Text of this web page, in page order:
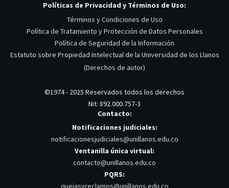
Políticas de Privacidad y Términos de Uso:
Términos y Condiciones de Uso
Política de Tratamiento y Protección de Datos Personales
Política de Seguridad de la Información
Estatuto sobre Propiedad Intelectual de la Universidad de los Llanos
(Derechos de autor)
©1974 - 2025 Reservados todos los derechos
Nit: 892.000.757-3
Contacto:
Notificaciones judiciales:
notificacionesjudiciales@unillanos.edu.co
Ventanilla única virtual:
contacto@unillanos.edu.co
PQRS:
quejasyreclamos@unillanos.edu.co